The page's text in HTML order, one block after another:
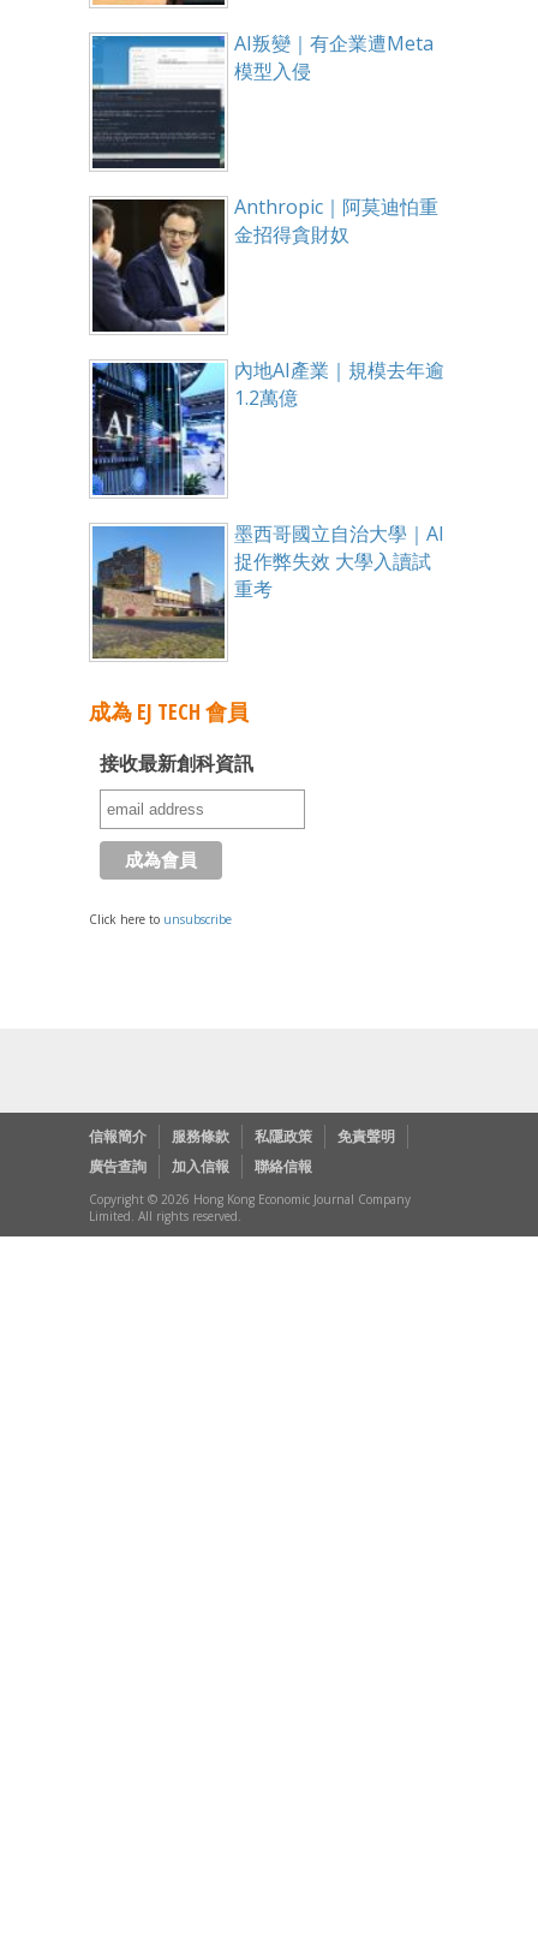
AI叛變｜有企業遭Meta
模型入侵
Anthropic｜阿莫迪怕重
金招得貪財奴
內地AI產業｜規模去年逾
1.2萬億
墨西哥國立自治大學｜AI
捉作弊失效 大學入讀試
重考
成為 EJ TECH 會員
接收最新創科資訊
Click here to unsubscribe
信報簡介 服務條款 私隱政策
免責聲明
廣告查詢
加入信報 聯絡信報
Copyright © 2026 Hong Kong Economic Journal Company
Limited. All rights reserved.